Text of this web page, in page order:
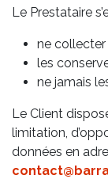
Le Prestataire
ne collecter
les
ne jamais
Le Client
limitation,
données en